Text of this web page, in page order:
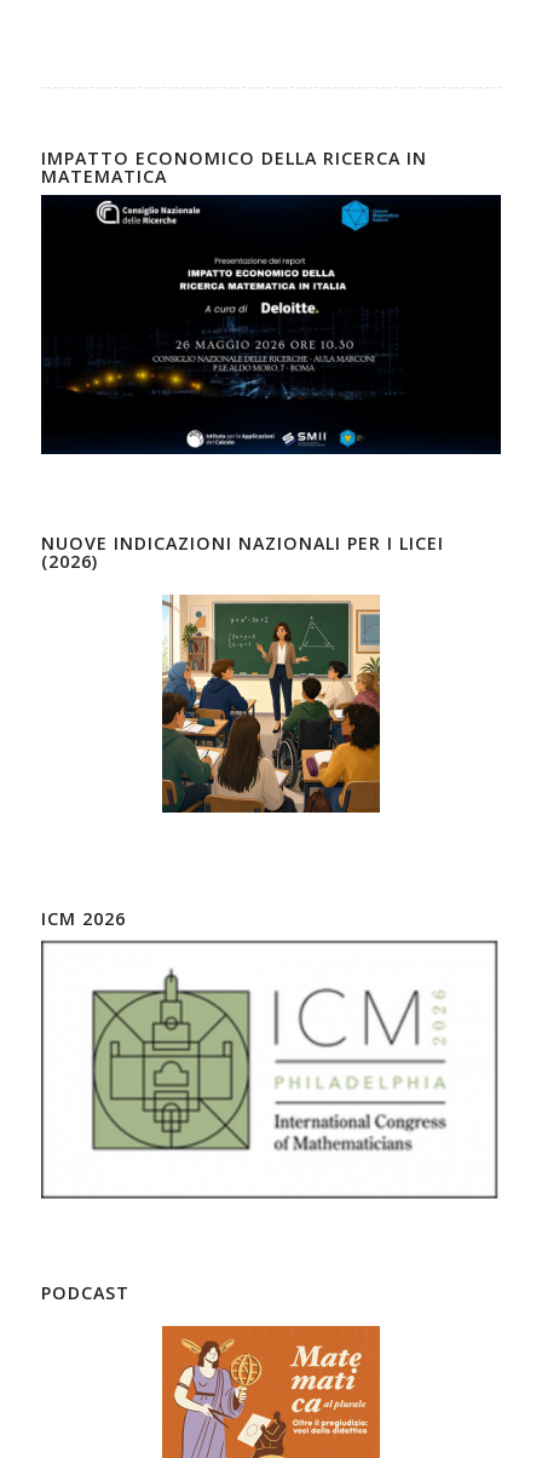
IMPATTO ECONOMICO DELLA RICERCA IN
MATEMATICA
NUOVE INDICAZIONI NAZIONALI PER I LICEI
(2026)
ICM 2026
PODCAST